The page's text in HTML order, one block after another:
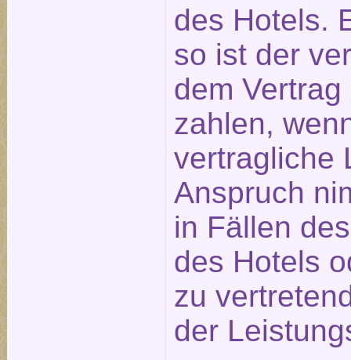
des Hotels.
so ist der
dem
zahlen,
vertragliche
Anspruch
in Fällen
des Hotels
zu
der